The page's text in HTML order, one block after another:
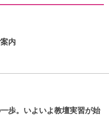
内
歩。いよいよ教壇実習が始